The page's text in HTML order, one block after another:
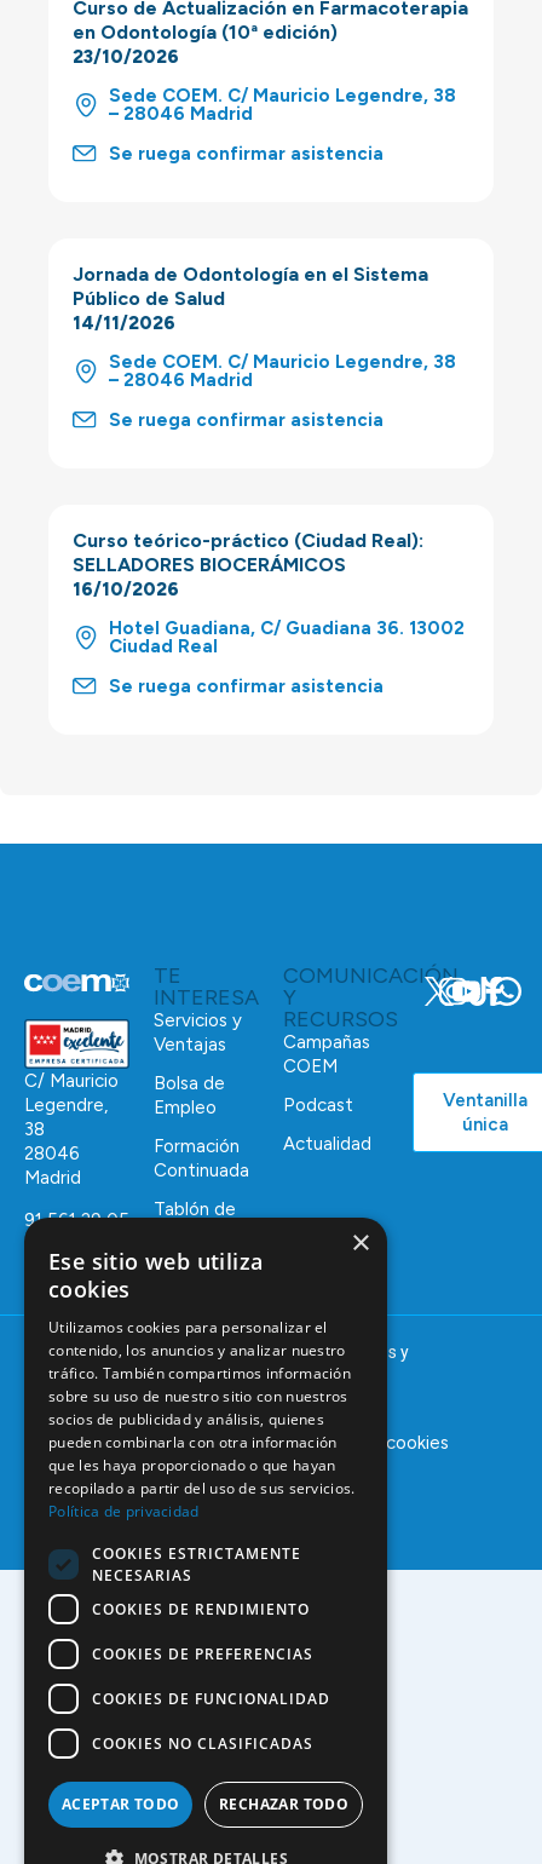
Curso de Actualización en Farmacoterapia
en Odontología (10ª edición)
23/10/2026
Sede COEM. C/ Mauricio Legendre, 38
– 28046 Madrid
Se ruega confirmar asistencia
Jornada de Odontología en el Sistema
Público de Salud
14/11/2026
Sede COEM. C/ Mauricio Legendre, 38
– 28046 Madrid
Se ruega confirmar asistencia
Curso teórico-práctico (Ciudad Real):
SELLADORES BIOCERÁMICOS
16/10/2026
Hotel Guadiana, C/ Guadiana 36. 13002
Ciudad Real
Se ruega confirmar asistencia
C/ Mauricio
Legendre,
38
28046
Madrid
91 561 29 05
informacion@coem.org.es
TE
INTERESA
Servicios y
Ventajas
Bolsa de
Empleo
Formación
Continuada
Tablón de
COMUNICACIÓN
Y
RECURSOS
Campañas
COEM
Podcast
Actualidad
Ventanilla
única
© 2025 – COEM – Colegio Oficial de Odontólogos y
Estomatólogos de la I región
Aviso legalPolítica de privacidadPolítica de cookies
×
Ese sitio web utiliza
cookies
Utilizamos cookies para personalizar el
contenido, los anuncios y analizar nuestro
tráfico. También compartimos información
sobre su uso de nuestro sitio con nuestros
socios de publicidad y análisis, quienes
pueden combinarla con otra información
que les haya proporcionado o que hayan
recopilado a partir del uso de sus servicios.
Política de privacidad
COOKIES ESTRICTAMENTE
NECESARIAS
COOKIES DE RENDIMIENTO
COOKIES DE PREFERENCIAS
COOKIES DE FUNCIONALIDAD
COOKIES NO CLASIFICADAS
ACEPTAR TODO RECHAZAR TODO
MOSTRAR DETALLES